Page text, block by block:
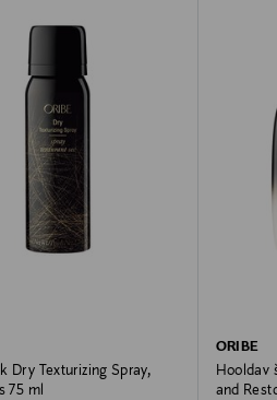
Dry Texturizing Spray,
75 ml
ORIBE
Hooldav
and